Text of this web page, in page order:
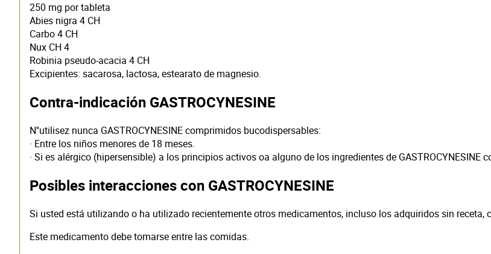
250 mg por tableta
Abies nigra 4 CH
Carbo 4 CH
Nux CH 4
Robinia pseudo-acacia 4 CH
Excipientes: sacarosa, lactosa, estearato de magnesio.
Contra-indicación GASTROCYNESINE
N''utilisez nunca GASTROCYNESINE comprimidos bucodispersables:
· Entre los niños menores de 18 meses.
· Si es alérgico (hipersensible) a los principios activos oa alguno de los ingredientes de GASTROCYNESINE
Posibles interacciones con GASTROCYNESINE
Si usted está utilizando o ha utilizado recientemente otros medicamentos, incluso los adquiridos sin
Este medicamento debe tomarse entre las comidas.